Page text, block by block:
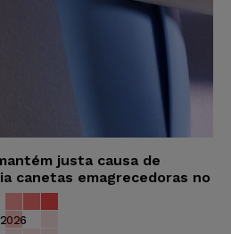
justa causa de
canetas emagrecedoras no